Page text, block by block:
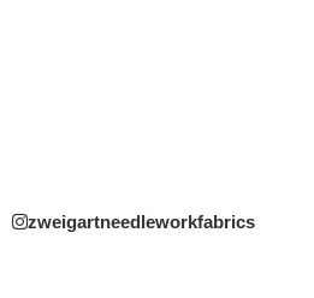
zweigartneedleworkfabrics